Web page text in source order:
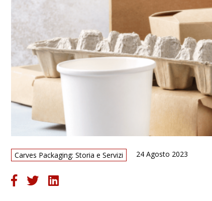
Carves Packaging: Storia e Servizi 24 Agosto 2023